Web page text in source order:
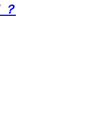
？